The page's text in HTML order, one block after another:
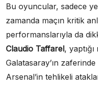
Bu oyuncular, sadece
zamanda maçın kritik
performanslarıyla da
Claudio Taffarel,
Galatasaray’ın
Arsenal’in tehlikeli